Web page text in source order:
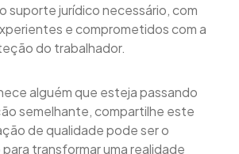
suporte jurídico necessário, com
e comprometidos com a
do trabalhador.
alguém que esteja passando
semelhante, compartilhe este
de qualidade pode ser o
transformar uma realidade